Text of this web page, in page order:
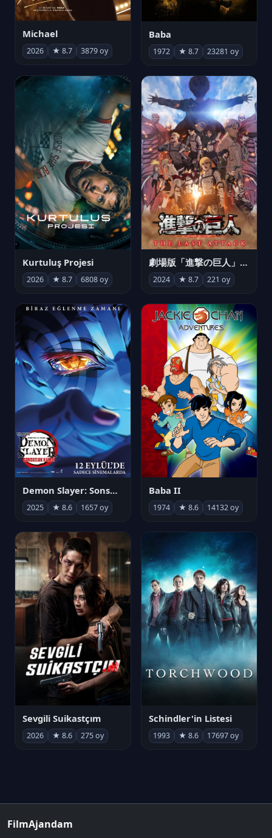
Michael
2026 ★ 8.7 3879 oy
Baba
1972 ★ 8.7 23281 oy
Kurtuluş Projesi
2026 ★ 8.7 6808 oy
劇場版「進撃の巨人」完結編 THE LAST ATTACK
2024 ★ 8.7 221 oy
Demon Slayer: Sonsuzluk Kalesi
2025 ★ 8.6 1657 oy
Baba II
1974 ★ 8.6 14132 oy
Sevgili Suikastçım
2026 ★ 8.6 275 oy
Schindler'in Listesi
1993 ★ 8.6 17697 oy
FilmAjandam